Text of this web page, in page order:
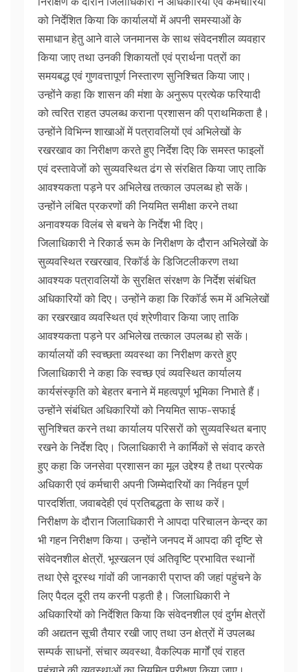
को निर्देशित किया कि कार्यालयों में अपनी समस्याओं के
समाधान हेतु आने वाले जनमानस के साथ संवेदनशील व्यवहार
किया जाए तथा उनकी शिकायतों एवं प्रार्थना पत्रों का
समयबद्ध एवं गुणवत्तापूर्ण निस्तारण सुनिश्चित किया जाए।
उन्होंने कहा कि शासन की मंशा के अनुरूप प्रत्येक फरियादी
को त्वरित राहत उपलब्ध कराना प्रशासन की प्राथमिकता है।
उन्होंने विभिन्न शाखाओं में पत्रावलियों एवं अभिलेखों के
रखरखाव का निरीक्षण करते हुए निर्देश दिए कि समस्त फाइलों
एवं दस्तावेजों को सुव्यवस्थित ढंग से संरक्षित किया जाए ताकि
आवश्यकता पड़ने पर अभिलेख तत्काल उपलब्ध हो सकें।
उन्होंने लंबित प्रकरणों की नियमित समीक्षा करने तथा
अनावश्यक विलंब से बचने के निर्देश भी दिए।
जिलाधिकारी ने रिकार्ड रूम के निरीक्षण के दौरान अभिलेखों के
सुव्यवस्थित रखरखाव, रिकॉर्ड के डिजिटलीकरण तथा
आवश्यक पत्रावलियों के सुरक्षित संरक्षण के निर्देश संबंधित
अधिकारियों को दिए। उन्होंने कहा कि रिकॉर्ड रूम में अभिलेखों
का रखरखाव व्यवस्थित एवं श्रेणीवार किया जाए ताकि
आवश्यकता पड़ने पर अभिलेख तत्काल उपलब्ध हो सकें।
कार्यालयों की स्वच्छता व्यवस्था का निरीक्षण करते हुए
जिलाधिकारी ने कहा कि स्वच्छ एवं व्यवस्थित कार्यालय
कार्यसंस्कृति को बेहतर बनाने में महत्वपूर्ण भूमिका निभाते हैं।
उन्होंने संबंधित अधिकारियों को नियमित साफ-सफाई
सुनिश्चित करने तथा कार्यालय परिसरों को सुव्यवस्थित बनाए
रखने के निर्देश दिए। जिलाधिकारी ने कार्मिकों से संवाद करते
हुए कहा कि जनसेवा प्रशासन का मूल उद्देश्य है तथा प्रत्येक
अधिकारी एवं कर्मचारी अपनी जिम्मेदारियों का निर्वहन पूर्ण
पारदर्शिता, जवाबदेही एवं प्रतिबद्धता के साथ करें।
निरीक्षण के दौरान जिलाधिकारी ने आपदा परिचालन केन्द्र का
भी गहन निरीक्षण किया। उन्होंने जनपद में आपदा की दृष्टि से
संवेदनशील क्षेत्रों, भूस्खलन एवं अतिवृष्टि प्रभावित स्थानों
तथा ऐसे दूरस्थ गांवों की जानकारी प्राप्त की जहां पहुंचने के
लिए पैदल दूरी तय करनी पड़ती है। जिलाधिकारी ने
अधिकारियों को निर्देशित किया कि संवेदनशील एवं दुर्गम क्षेत्रों
की अद्यतन सूची तैयार रखी जाए तथा उन क्षेत्रों में उपलब्ध
सम्पर्क साधनों, संचार व्यवस्था, वैकल्पिक मार्गों एवं राहत